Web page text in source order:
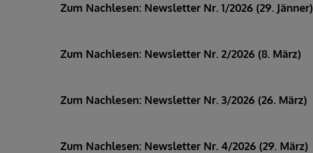
Zum Nachlesen: Newsletter Nr. 1/2026 (29. Jänner)
Zum Nachlesen: Newsletter Nr. 2/2026 (8. März)
Zum Nachlesen: Newsletter Nr. 3/2026 (26. März)
Zum Nachlesen: Newsletter Nr. 4/2026 (29. März)